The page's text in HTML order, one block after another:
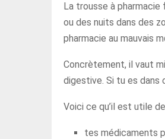
La trousse à
ou des nuits dans des
pharmacie au mauvais
Concrètement, il vaut
digestive. Si tu es dans
Voici ce qu’il est utile
tes médicaments